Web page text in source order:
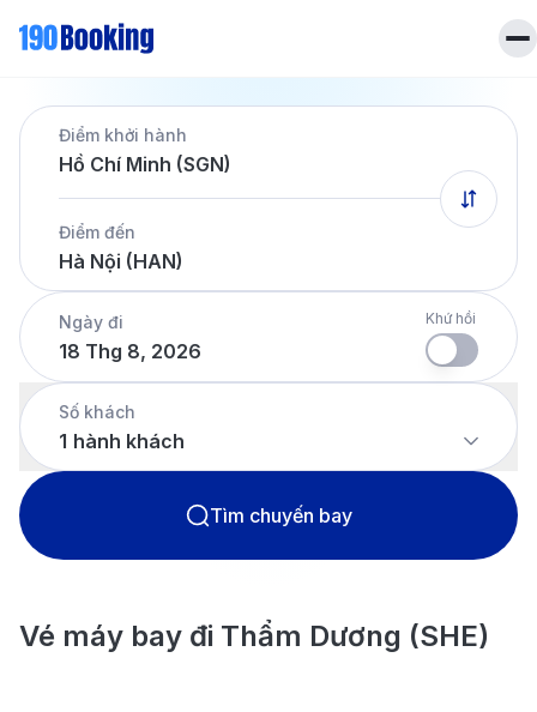
Trang chủ
Vé máy bay
Dịch vụ
Khách sạn
Tin tứcLiên hệ
Hotline
028 7303 6167
Tiếng Việt
Điểm khởi hành
Hồ Chí Minh (SGN)
Điểm đến
Hà Nội (HAN)
Ngày đi
18 Thg 8, 2026
Khứ hồi
Số khách
1 hành khách
Tìm chuyến bay
Vé máy bay đi Thẩm Dương (SHE)